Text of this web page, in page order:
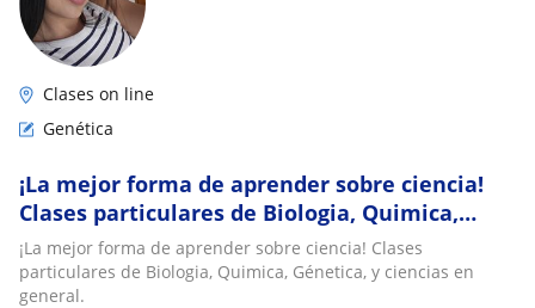
Clases on line
Genética
¡La mejor forma de aprender sobre ciencia!
Clases particulares de Biologia, Quimica,
Génetica, y ciencias en general
¡La mejor forma de aprender sobre ciencia! Clases
particulares de Biologia, Quimica, Génetica, y ciencias en
general.